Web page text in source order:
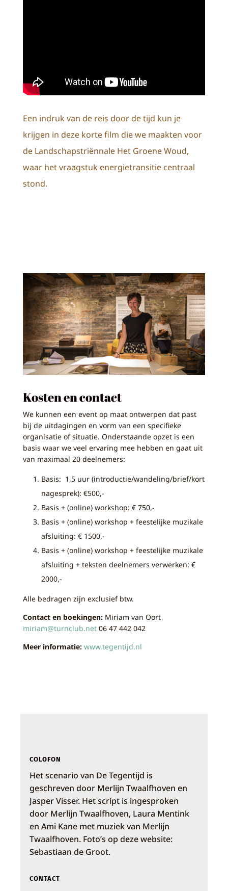
Een indruk van de reis door de tijd kun je
krijgen in deze korte film die we maakten voor
de Landschapstriënnale Het Groene Woud,
waar het vraagstuk energietransitie centraal
stond.
Kosten en contact
We kunnen een event op maat ontwerpen dat past
bij de uitdagingen en vorm van een specifieke
organisatie of situatie. Onderstaande opzet is een
basis waar we veel ervaring mee hebben en gaat uit
van maximaal 20 deelnemers:
Basis: 1,5 uur (introductie/wandeling/brief/kort
nagesprek): €500,-
Basis + (online) workshop: € 750,-
Basis + (online) workshop + feestelijke muzikale
afsluiting: € 1500,-
Basis + (online) workshop + feestelijke muzikale
afsluiting + teksten deelnemers verwerken: €
2000,-
Alle bedragen zijn exclusief btw.
Contact en boekingen: Miriam van Oort
miriam@turnclub.net 06 47 442 042
Meer informatie: www.tegentijd.nl
COLOFON
Het scenario van De Tegentijd is
geschreven door Merlijn Twaalfhoven en
Jasper Visser. Het script is ingesproken
door Merlijn Twaalfhoven, Laura Mentink
en Ami Kane met muziek van Merlijn
Twaalfhoven. Foto’s op deze website:
Sebastiaan de Groot.
CONTACT